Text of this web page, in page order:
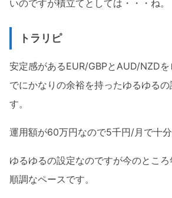
いのですが積立てとしては・・・ね。
トラリピ
安定感があるEUR/GBPとAUD/NZDを
でにかなりの余裕を持ったゆるゆる
す。
運用額が60万円なので5千円/月で十分
ゆるゆるの設定なのですが今のところ
順調なペースです。